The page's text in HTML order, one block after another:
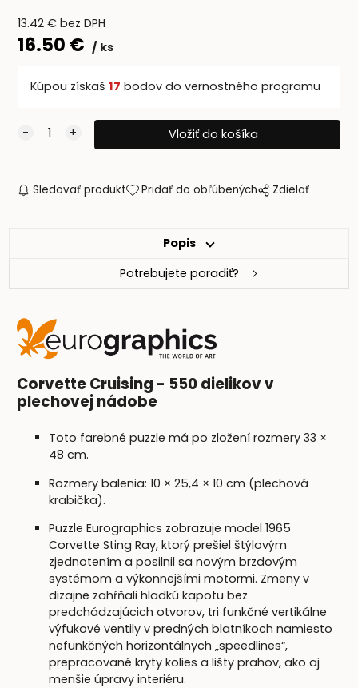
13.42€ bez DPH
16.50 € ks
Kúpou získaš 17 bodov do vernostného programu
Sledovať produkt Pridať do obľúbených Zdielať
Popis
Potrebujete poradiť?
Corvette Cruising - 550 dielikov v
plechovej nádobe
Toto farebné puzzle má po zložení rozmery 33 ×
48 cm.
Rozmery balenia: 10 × 25,4 × 10 cm (plechová
krabička).
Puzzle Eurographics zobrazuje model 1965
Corvette Sting Ray, ktorý prešiel štýlovým
zjednotením a posilnil sa novým brzdovým
systémom a výkonnejšími motormi. Zmeny v
dizajne zahŕňali hladkú kapotu bez
predchádzajúcich otvorov, tri funkčné vertikálne
výfukové ventily v predných blatníkoch namiesto
nefunkčných horizontálnych „speedlines“,
prepracované kryty kolies a lišty prahov, ako aj
menšie úpravy interiéru.